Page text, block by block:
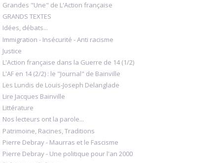
Grandes "Une" de L'Action française
GRANDS TEXTES
Idées, débats...
Immigration - Insécurité - Anti racisme
Justice
L'Action française dans la Guerre de 14 (1/2)
L'AF en 14 (2/2) : le "Journal" de Bainville
Les Lundis de Louis-Joseph Delanglade
Lire Jacques Bainville
Littérature
Nos lecteurs ont la parole...
Patrimoine, Racines, Traditions
Pierre Debray - Maurras et le Fascisme
Pierre Debray - Une politique pour l'an 2000